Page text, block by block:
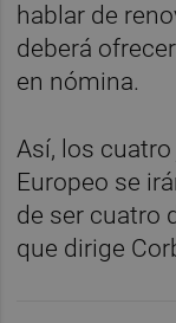
hablar de
deberá
en nómina.
Así, los
Europeo se
de ser cuatro
que dirige